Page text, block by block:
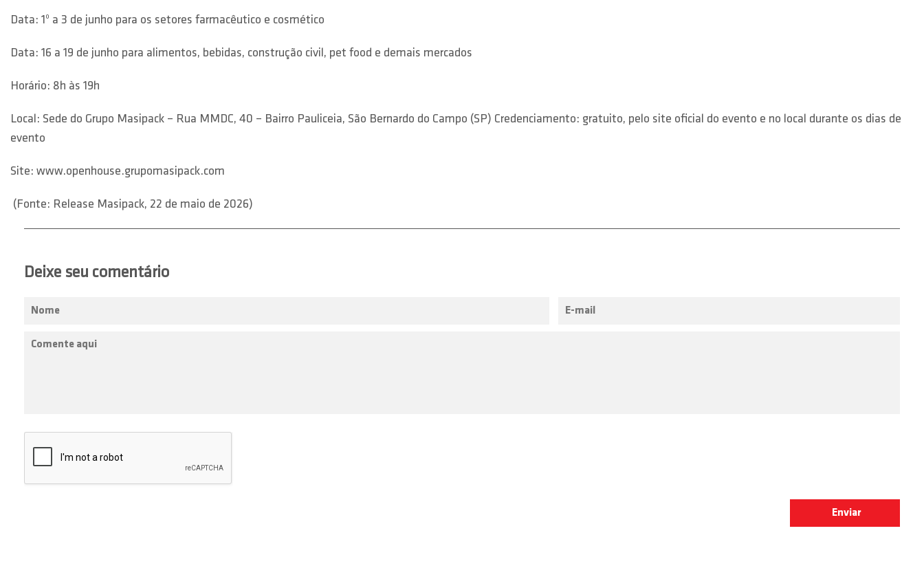
Data: 1º a 3 de junho para os setores farmacêutico e cosmético
Data: 16 a 19 de junho para alimentos, bebidas, construção civil, pet food e demais mercados
Horário: 8h às 19h
Local: Sede do Grupo Masipack – Rua MMDC, 40 – Bairro Pauliceia, São Bernardo do Campo (SP) Credenciamento: gratuito, pelo site oficial do evento e no local durante os dias de
evento
Site: www.openhouse.grupomasipack.com
(Fonte: Release Masipack, 22 de maio de 2026)
Deixe seu comentário